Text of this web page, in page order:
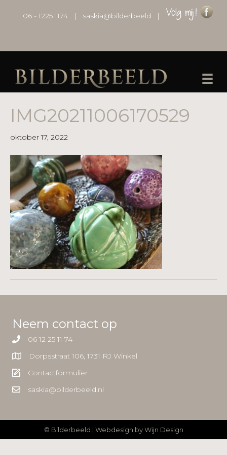
06 - 1225 1174 | saskia@bilderbeeld |
IMG20211006170529
oktober 17, 2022
Neem contact op
06 12 25 11 74
Dorpsstraat 106, 1731 RJ Winkel
Contactformulier
saskia@bilderbeeld.nl
© Bilderbeeld | Webdesign byWijn Design